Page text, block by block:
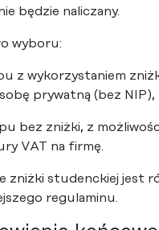
będzie naliczany.
wyboru:
z wykorzystaniem
prywatną (bez NIP),
bez zniżki, z
VAT na firmę.
zniżki studenckiej jest
regulaminu.